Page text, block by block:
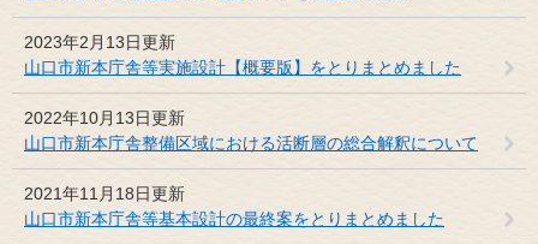
2023年2月13日更新
山口市新本庁舎等実施設計【概要版】をとりまとめました
2022年10月13日更新
山口市新本庁舎整備区域における活断層の総合解釈について
2021年11月18日更新
山口市新本庁舎等基本設計の最終案をとりまとめました